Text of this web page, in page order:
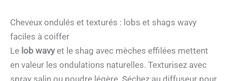
Cheveux ondulés et texturés : lobs et shags wavy
faciles à coiffer
Le lob wavyet le shag avec mèches effilées mettent
en valeur les ondulations naturelles. Texturisez avec
spray salin ou poudre légère. Séchez au diffuseur pour